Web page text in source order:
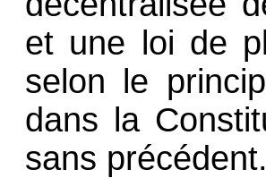
et une loi de
selon le
dans la
sans précédent.